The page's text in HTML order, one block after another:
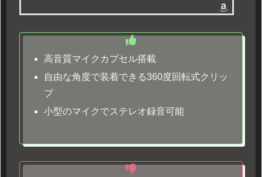
高音質マイクカプセル搭載
自由な角度で装着できる360度回転式クリッ
プ
小型のマイクでステレオ録音可能